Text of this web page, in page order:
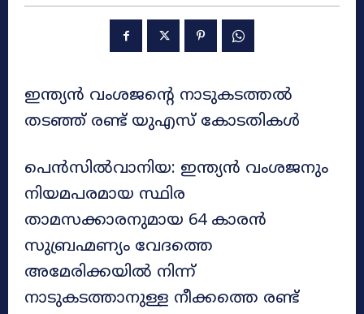
ഇന്ത്യൻ വംശജന്റെ നാടുകടത്തൽ
തടഞ്ഞ് രണ്ട് യുഎസ് കോടതികൾ
പെൻസിൽവാനിയ: ഇന്ത്യൻ വംശജനും
നിയമപരമായ സ്ഥിര
താമസക്കാരനുമായ 64 കാരൻ
സുബ്രഹ്മണ്യം വേദത്തെ
അമേരിക്കയിൽ നിന്ന്
നാടുകടത്താനുള്ള നീക്കത്തെ രണ്ട്